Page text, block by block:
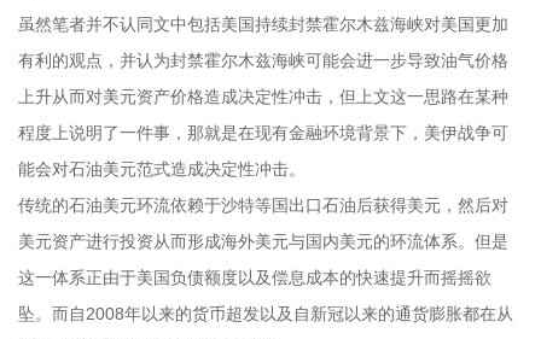
虽然笔者并不认同文中包括美国持续封禁霍尔木兹海峡对美国更加
有利的观点，并认为封禁霍尔木兹海峡可能会进一步导致油气价格
上升从而对美元资产价格造成决定性冲击，但上文这一思路在某种
程度上说明了一件事，那就是在现有金融环境背景下，美伊战争可
能会对石油美元范式造成决定性冲击。
传统的石油美元环流依赖于沙特等国出口石油后获得美元，然后对
美元资产进行投资从而形成海外美元与国内美元的环流体系。但是
这一体系正由于美国负债额度以及偿息成本的快速提升而摇摇欲
坠。而自2008年以来的货币超发以及自新冠以来的通货膨胀都在从